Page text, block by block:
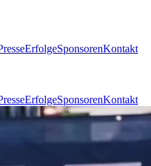
ErfolgeSponsorenKontakt
ErfolgeSponsorenKontakt